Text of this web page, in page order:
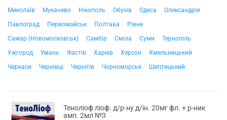
Миколаїв
Мукачево Нікополь Обухів Одеса
Олександрія
Павлоград
Первомайськ Полтава
Рівне
Самар (Новомосковськ)
Самбір Сміла Суми
Тернопіль
Ужгород
Умань Фастів Харків Херсон
Хмельницький
Черкаси
Чернівці Чернігів Чорноморськ Шептицький
Теноліоф ліоф. д/р-ну д/ін. 20мг фл. + р-ник
амп. 2мл №3